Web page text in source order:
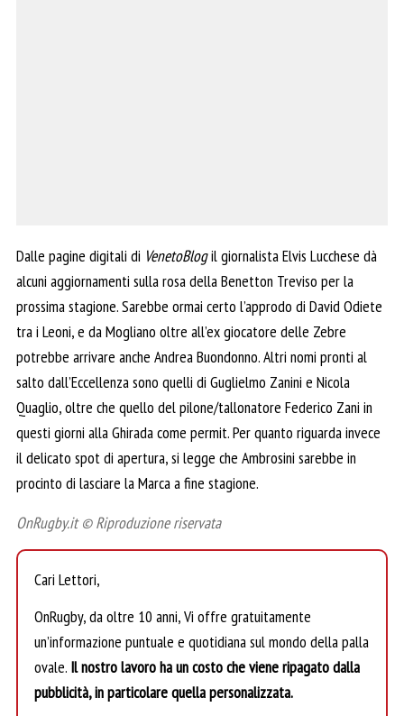
Dalle pagine digitali di VenetoBlogil giornalista Elvis Lucchese dà
alcuni aggiornamenti sulla rosa della Benetton Treviso per la
prossima stagione. Sarebbe ormai certo l’approdo di David Odiete
tra i Leoni, e da Mogliano oltre all’ex giocatore delle Zebre
potrebbe arrivare anche Andrea Buondonno. Altri nomi pronti al
salto dall’Eccellenza sono quelli di Guglielmo Zanini e Nicola
Quaglio, oltre che quello del pilone/tallonatore Federico Zani in
questi giorni alla Ghirada come permit. Per quanto riguarda invece
il delicato spot di apertura, si legge che Ambrosini sarebbe in
procinto di lasciare la Marca a fine stagione.
OnRugby.it © Riproduzione riservata
Cari Lettori,
OnRugby, da oltre 10 anni, Vi offre gratuitamente
un’informazione puntuale e quotidiana sul mondo della palla
ovale. Il nostro lavoro ha un costo che viene ripagato dalla
pubblicità, in particolare quella personalizzata.